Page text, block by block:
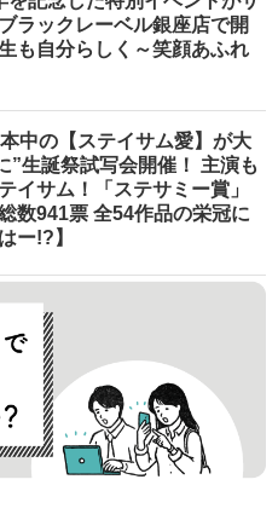
ラックレーベル銀座店で開
も自分らしく～笑顔あふれ
本中の【ステイサム愛】が大
”生誕祭試写会開催！ 主演も
イサム！「ステサミー賞」
数941票 全54作品の栄冠に
ー!?】